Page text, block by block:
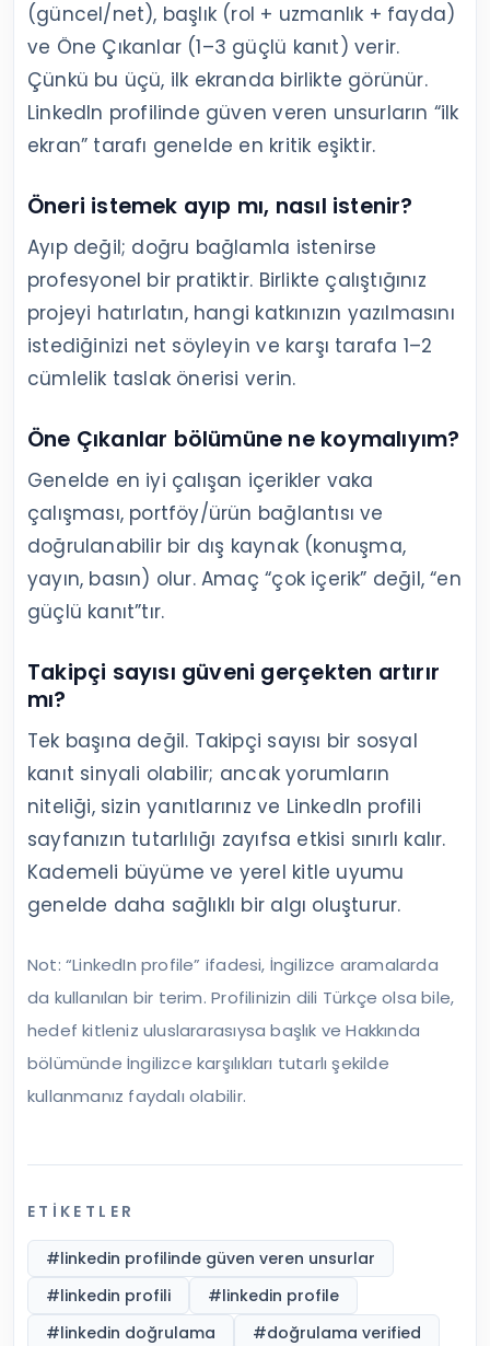
(güncel/net), başlık (rol + uzmanlık + fayda)
ve Öne Çıkanlar (1–3 güçlü kanıt) verir.
Çünkü bu üçü, ilk ekranda birlikte görünür.
LinkedIn profilinde güven veren unsurların “ilk
ekran” tarafı genelde en kritik eşiktir.
Öneri istemek ayıp mı, nasıl istenir?
Ayıp değil; doğru bağlamla istenirse
profesyonel bir pratiktir. Birlikte çalıştığınız
projeyi hatırlatın, hangi katkınızın yazılmasını
istediğinizi net söyleyin ve karşı tarafa 1–2
cümlelik taslak önerisi verin.
Öne Çıkanlar bölümüne ne koymalıyım?
Genelde en iyi çalışan içerikler vaka
çalışması, portföy/ürün bağlantısı ve
doğrulanabilir bir dış kaynak (konuşma,
yayın, basın) olur. Amaç “çok içerik” değil, “en
güçlü kanıt”tır.
Takipçi sayısı güveni gerçekten artırır
mı?
Tek başına değil. Takipçi sayısı bir sosyal
kanıt sinyali olabilir; ancak yorumların
niteliği, sizin yanıtlarınız ve LinkedIn profili
sayfanızın tutarlılığı zayıfsa etkisi sınırlı kalır.
Kademeli büyüme ve yerel kitle uyumu
genelde daha sağlıklı bir algı oluşturur.
Not: “LinkedIn profile” ifadesi, İngilizce aramalarda
da kullanılan bir terim. Profilinizin dili Türkçe olsa bile,
hedef kitleniz uluslararasıysa başlık ve Hakkında
bölümünde İngilizce karşılıkları tutarlı şekilde
kullanmanız faydalı olabilir.
ETIKETLER
#linkedin profilinde güven veren unsurlar
#linkedin profili #linkedin profile
#linkedin doğrulama #doğrulama verified